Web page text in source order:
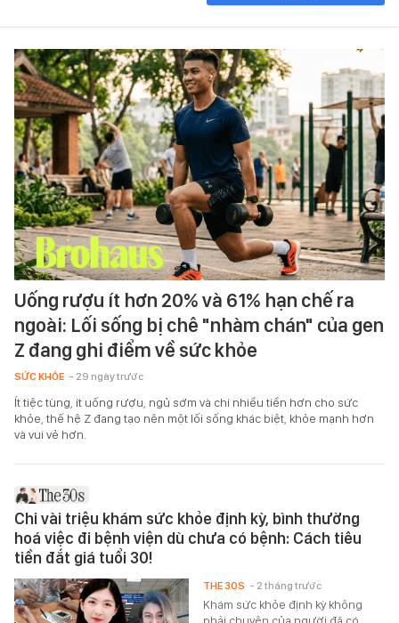
Uống rượu ít hơn 20% và 61% hạn chế ra
ngoài: Lối sống bị chê "nhàm chán" của gen
Z đang ghi điểm về sức khỏe
SỨC KHỎE - 29 ngày trước
Ít tiệc tùng, ít uống rượu, ngủ sớm và chi nhiều tiền hơn cho sức
khỏe, thế hệ Z đang tạo nên một lối sống khác biệt, khỏe mạnh hơn
và vui vẻ hơn.
Chi vài triệu khám sức khỏe định kỳ, bình thường
hoá việc đi bệnh viện dù chưa có bệnh: Cách tiêu
tiền đắt giá tuổi 30!
Khám sức khỏe định kỳ không
THE 30S - 2 tháng trước